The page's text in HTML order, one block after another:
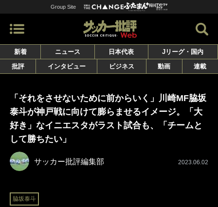
Group Site
新着 ニュース 日本代表
Jリーグ・国内
批評
インタビュー ビジネス 動画 連載
「それをさせないために前からいく」川崎MF脇坂
泰斗が神戸戦に向けて膨らませるイメージ。「大
好き」なイニエスタがラスト試合も、「チームと
して勝ちたい」
サッカー批評編集部 2023.06.02
脇坂泰斗